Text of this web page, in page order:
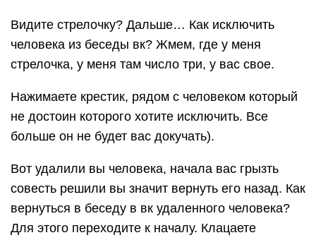
Видите стрелочку? Дальше… Как исключить
человека из беседы вк? Жмем, где у меня
стрелочка, у меня там число три, у вас свое.
Нажимаете крестик, рядом с человеком который
не достоин которого хотите исключить. Все
больше он не будет вас докучать).
Вот удалили вы человека, начала вас грызть
совесть решили вы значит вернуть его назад. Как
вернуться в беседу в вк удаленного человека?
Для этого переходите к началу. Клацаете